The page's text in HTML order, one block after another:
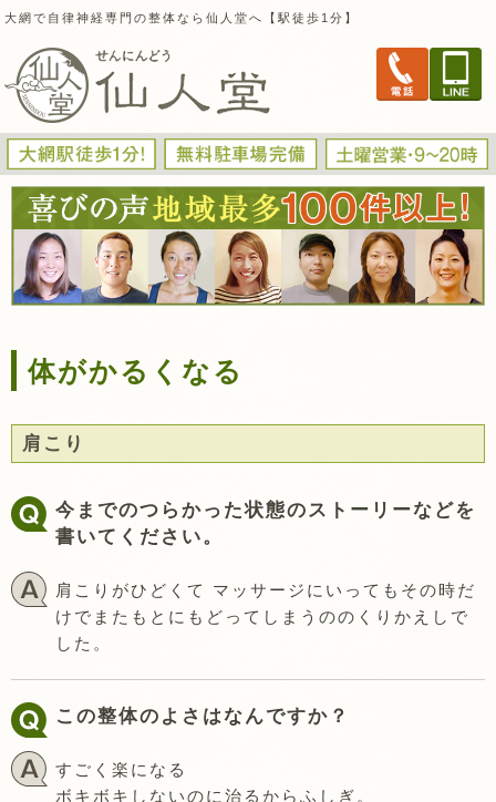
大網で自律神経専門の整体なら仙人堂へ【駅徒歩1分】
体がかるくなる
肩こり
今までのつらかった状態のストーリーなどを
書いてください。
肩こりがひどくて マッサージにいってもその時だ
けでまたもとにもどってしまうののくりかえしで
した。
この整体のよさはなんですか？
すごく楽になる
ボキボキしないのに治るからふしぎ。